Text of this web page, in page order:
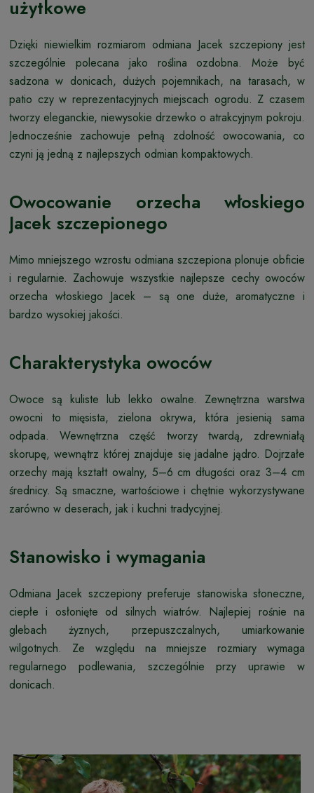
użytkowe
Dzięki niewielkim rozmiarom odmiana Jacek szczepiony jest
szczególnie polecana jako roślina ozdobna. Może być
sadzona w donicach, dużych pojemnikach, na tarasach, w
patio czy w reprezentacyjnych miejscach ogrodu. Z czasem
tworzy eleganckie, niewysokie drzewko o atrakcyjnym pokroju.
Jednocześnie zachowuje pełną zdolność owocowania, co
czyni ją jedną z najlepszych odmian kompaktowych.
Owocowanie orzecha włoskiego
Jacek szczepionego
Mimo mniejszego wzrostu odmiana szczepiona plonuje obficie
i regularnie. Zachowuje wszystkie najlepsze cechy owoców
orzecha włoskiego Jacek – są one duże, aromatyczne i
bardzo wysokiej jakości.
Charakterystyka owoców
Owoce są kuliste lub lekko owalne. Zewnętrzna warstwa
owocni to mięsista, zielona okrywa, która jesienią sama
odpada. Wewnętrzna część tworzy twardą, zdrewniałą
skorupę, wewnątrz której znajduje się jadalne jądro. Dojrzałe
orzechy mają kształt owalny, 5–6 cm długości oraz 3–4 cm
średnicy. Są smaczne, wartościowe i chętnie wykorzystywane
zarówno w deserach, jak i kuchni tradycyjnej.
Stanowisko i wymagania
Odmiana Jacek szczepiony preferuje stanowiska słoneczne,
ciepłe i osłonięte od silnych wiatrów. Najlepiej rośnie na
glebach żyznych, przepuszczalnych, umiarkowanie
wilgotnych. Ze względu na mniejsze rozmiary wymaga
regularnego podlewania, szczególnie przy uprawie w
donicach.